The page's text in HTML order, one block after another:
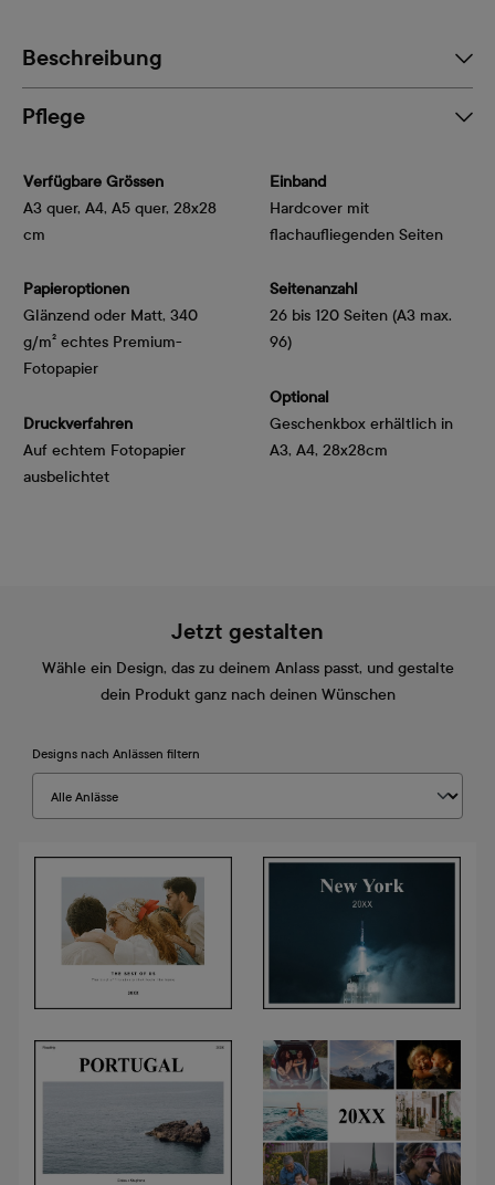
Beschreibung
Pflege
Verfügbare Grössen
A3 quer, A4, A5 quer, 28x28
cm
Papieroptionen
Glänzend oder Matt, 340
g/m² echtes Premium-
Fotopapier
Druckverfahren
Auf echtem Fotopapier
ausbelichtet
Einband
Hardcover mit
flachaufliegenden Seiten
Seitenanzahl
26 bis 120 Seiten (A3 max.
96)
Optional
Geschenkbox erhältlich in
A3, A4, 28x28cm
Jetzt gestalten
Wähle ein Design, das zu deinem Anlass passt, und gestalte
dein Produkt ganz nach deinen Wünschen
Designs nach Anlässen filtern